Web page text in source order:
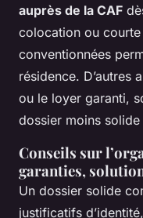
auprès de la CAF
colocation ou
conventionnées
résidence. D’autres
ou le loyer garanti,
dossier moins
Conseils sur
garanties,
Un dossier solide
justificatifs